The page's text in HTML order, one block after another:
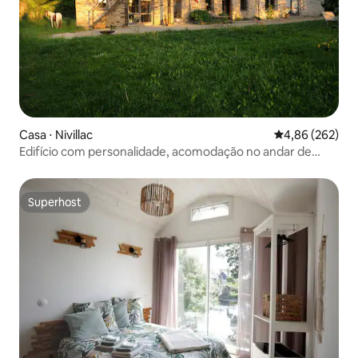
Casa ⋅ Nivillac 4,86 de uma
4,86 (262)
Edifício com personalidade, acomodação no andar de
Superhost
Superhost